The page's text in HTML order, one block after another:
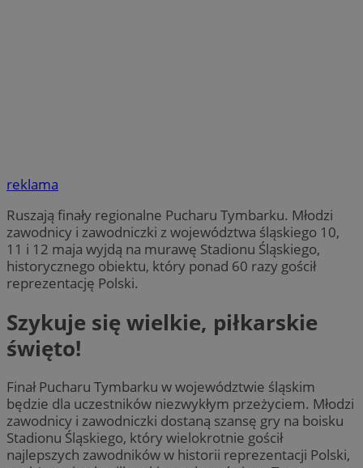
reklama
Ruszają finały regionalne Pucharu Tymbarku. Młodzi
zawodnicy i zawodniczki z województwa śląskiego 10,
11 i 12 maja wyjdą na murawę Stadionu Śląskiego,
historycznego obiektu, który ponad 60 razy gościł
reprezentację Polski.
Szykuje się wielkie, piłkarskie
święto!
Finał Pucharu Tymbarku w województwie śląskim
będzie dla uczestników niezwykłym przeżyciem. Młodzi
zawodnicy i zawodniczki dostaną szansę gry na boisku
Stadionu Śląskiego, który wielokrotnie gościł
najlepszych zawodników w historii reprezentacji Polski,